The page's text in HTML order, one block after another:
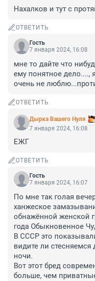
Нахалков и тут с
ОТВЕТИТЬ
Гость
7 января 2024, 16:08
мне то дайте что
ему понятное дело....,
очень не
ОТВЕТИТЬ
Дырка Вашего Нуля
7 января 2024, 16:08
ЕЖГ
ОТВЕТИТЬ
Гость
7 января 2024, 16:07
По мне так голая
ханжеское
обнажённой женской
года Обыкновенное
В СССР это
видите ли
ночи.
Вот этот бред
больше, чем